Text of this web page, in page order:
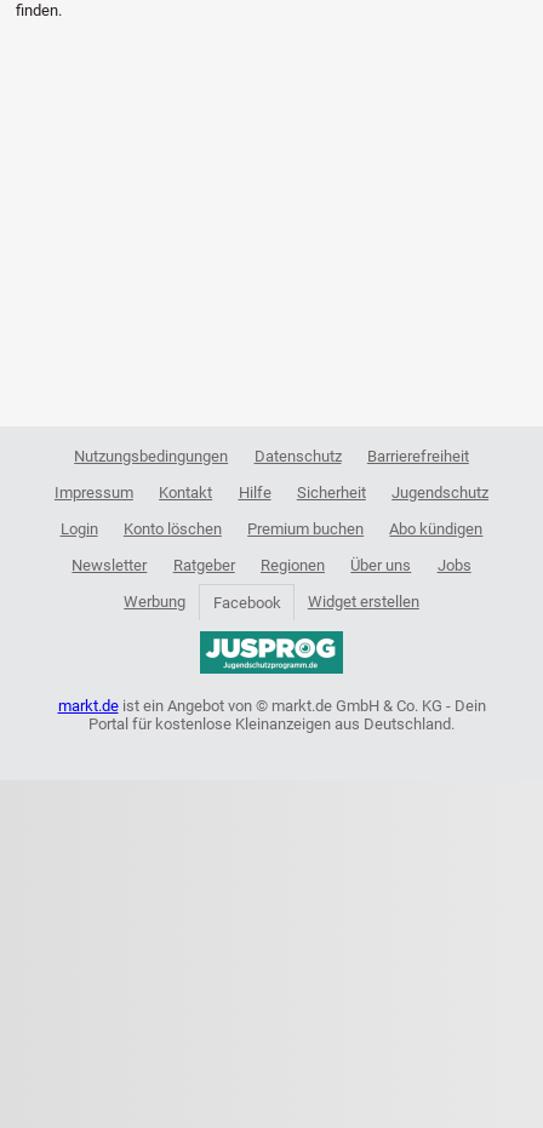
finden.
Nutzungsbedingungen Datenschutz
Barrierefreiheit
Impressum
Kontakt Hilfe Sicherheit
Jugendschutz
Login
Konto löschen Premium buchen
Abo kündigen
Newsletter
Ratgeber Regionen Über uns
Jobs
Werbung
Facebook Widget erstellen
markt.deist ein Angebot von © markt.de GmbH & Co. KG - Dein
Portal für kostenlose Kleinanzeigen aus Deutschland.